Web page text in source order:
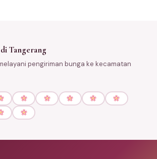
Tangerang
pengiriman bunga ke kecamatan